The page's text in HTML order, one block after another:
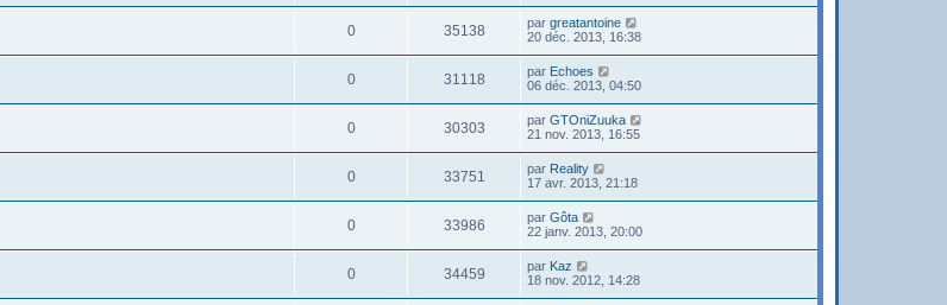
0 35138 par greatantoine
20 déc. 2013, 16:38
0 31118 par Echoes
06 déc. 2013, 04:50
0 30303 par GTOniZuuka
21 nov. 2013, 16:55
0 33751 par Reality
17 avr. 2013, 21:18
0 33986 par Gôta
22 janv. 2013, 20:00
0 34459 par Kaz
18 nov. 2012, 14:28